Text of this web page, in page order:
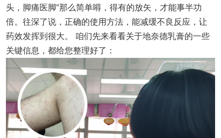
头，脚痛医脚”那么简单嘚，得有的放矢，才能事半功
倍。往深了说，正确的使用方法，能减缓不良反应，让
药效发挥到很大。 咱们先来看看关于地奈德乳膏的一些
关键信息，都给您整理好了：